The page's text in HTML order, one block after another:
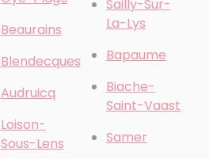
Beaurains
Blendecques
Audruicq
Loison-
Sous-Lens
Sailly-Sur-
La-Lys
Bapaume
Biache-
Saint-Vaast
Samer